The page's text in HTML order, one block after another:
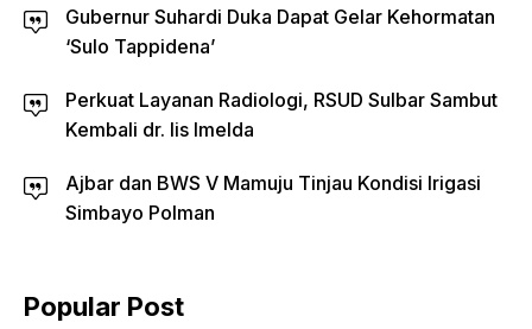
Gubernur Suhardi Duka Dapat Gelar Kehormatan
‘Sulo Tappidena’
Perkuat Layanan Radiologi, RSUD Sulbar Sambut
Kembali dr. Iis Imelda
Ajbar dan BWS V Mamuju Tinjau Kondisi Irigasi
Simbayo Polman
Popular Post